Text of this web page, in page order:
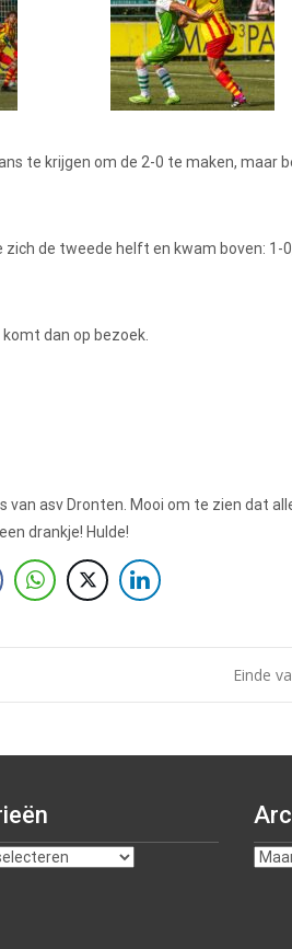
te krijgen om de 2-0 te maken, maar
de tweede helft en kwam boven: 1-
dan op bezoek.
asv Dronten. Mooi om te zien dat
drankje! Hulde!
Einde